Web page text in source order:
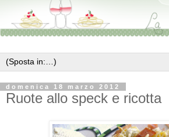
domenica 18 marzo 2012
Ruote allo speck e ricotta